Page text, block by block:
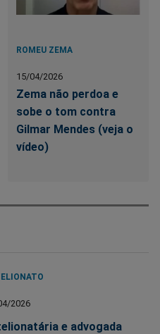
ROMEU ZEMA
15/04/2026
Zema não perdoa e
sobe o tom contra
Gilmar Mendes (veja o
vídeo)
2026
e advogada